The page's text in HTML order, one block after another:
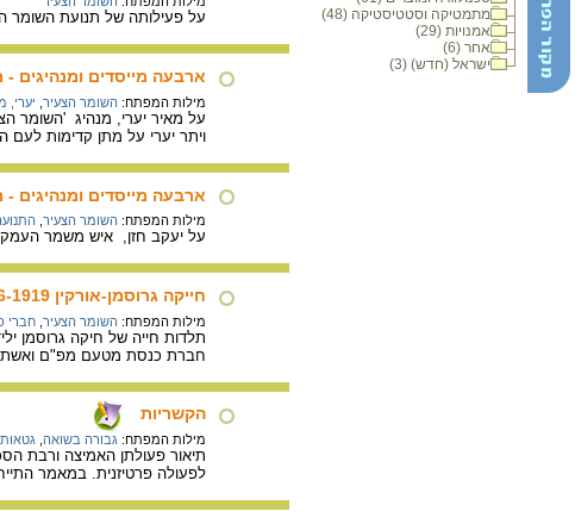
מתמטיקה וסטטיסטיקה (48)
אמנויות (29)
אחר (6)
ישראל (חדש) (3)
על פעילותה של תנועת השומר
ארבעה מייסדים ומנהיגים -
מילות המפתח: השומר הצעיר יערי,
על מאיר יערי, מנהיג 'השומר
ויתר יערי על מתן קדימות לעם
ארבעה מייסדים ומנהיגים
מילות המפתח: השומר הצעיר
על יעקב חזן, איש משמר העמק
חייקה גרוסמן-אורקין 1996-1919 : קורות חיים
מילות המפתח: השומר הצעיר חברי
תלדות חייה של חיקה גרוסמן
חברת כנסת מטעם מפ"ם ואשת
הקשריות
מילות המפתח: גבורה בשואה
תיאור פעולתן האמיצה ורבת
לפעולה פרטיזנית. במאמר